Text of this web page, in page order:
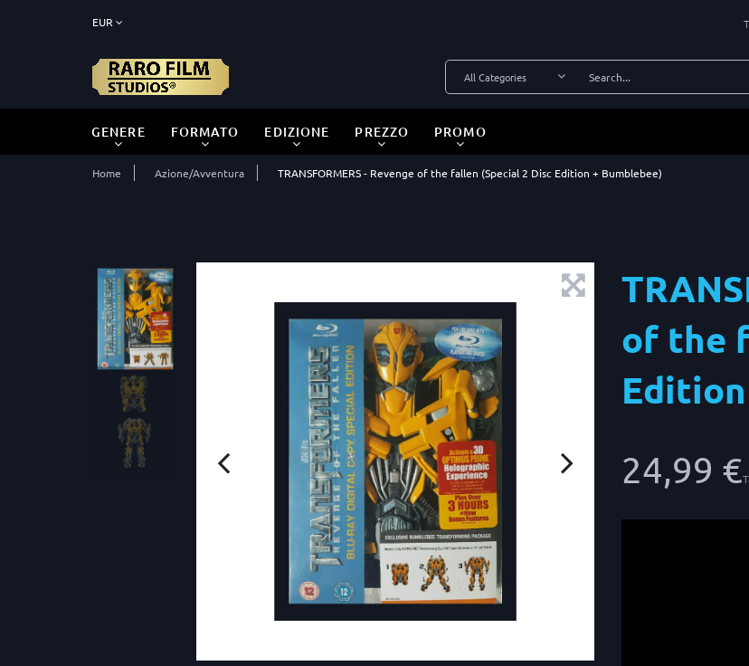
EUR
GENERE FORMATO EDIZIONE PREZZO PROMO
Home Azione/Avventura TRANSFORMERS - Revenge of the fallen (Special 2 Disc Edition + Bumblebee)
of the
24,99 €